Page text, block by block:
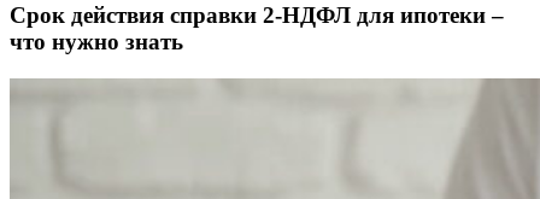
Срок действия справки 2-НДФЛ для ипотеки –
что нужно знать